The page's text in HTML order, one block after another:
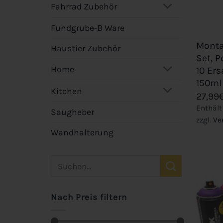
Fahrrad Zubehör
Fundgrube-B Ware
Haustier Zubehör
Home
Kitchen
Saugheber
Wandhalterung
Nach Preis filtern
Set,
10
150ml
27,99
Enthält
zzgl.